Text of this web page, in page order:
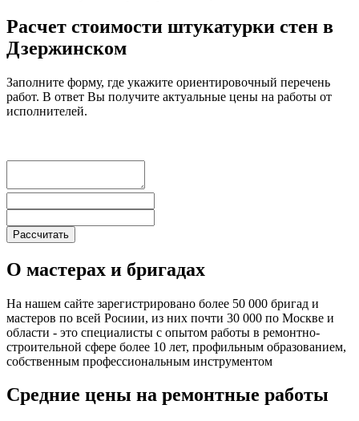
Расчет стоимости штукатурки стен в
Дзержинском
Заполните форму, где укажите ориентировочный перечень
работ. В ответ Вы получите актуальные цены на работы от
исполнителей.
О мастерах и бригадах
На нашем сайте зарегистрировано более 50 000 бригад и
мастеров по всей Росиии, из них почти 30 000 по Москве и
области - это специалисты с опытом работы в ремонтно-
строительной сфере более 10 лет, профильным образованием,
собственным профессиональным инструментом
Средние цены на ремонтные работы